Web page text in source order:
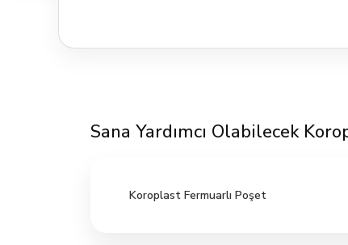
Sana Yardımcı Olabilecek
Koroplast Fermuarlı Poşet